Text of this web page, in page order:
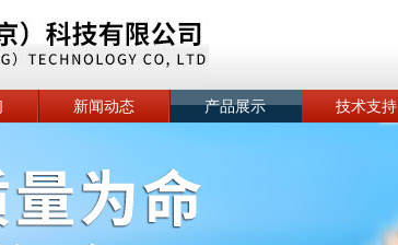
新闻动态 产品展示 技术支持